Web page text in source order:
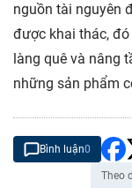
nguồn tài nguyên
được khai thác,
làng quê và nâng
những sản phẩm
Bình luận0
Theo